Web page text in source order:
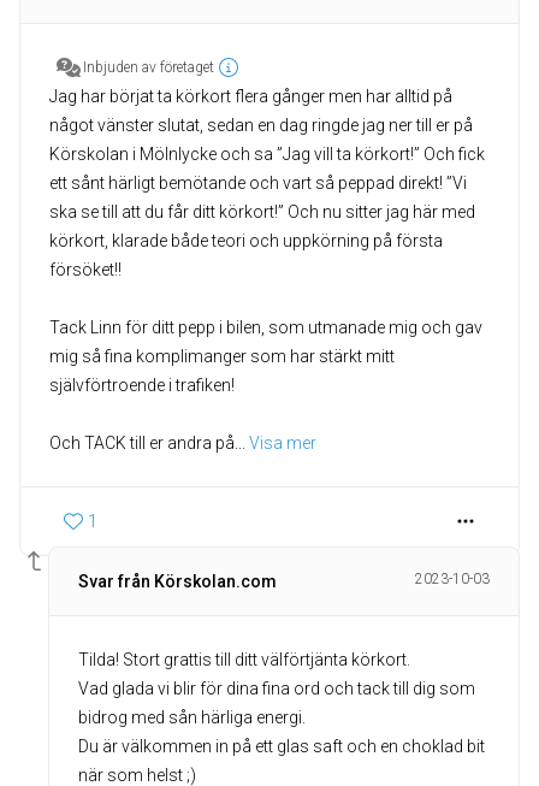
Inbjuden av företaget
Jag har börjat ta körkort flera gånger men har alltid på
något vänster slutat, sedan en dag ringde jag ner till er på
Körskolan i Mölnlycke och sa ”Jag vill ta körkort!” Och fick
ett sånt härligt bemötande och vart så peppad direkt! ”Vi
ska se till att du får ditt körkort!” Och nu sitter jag här med
körkort, klarade både teori och uppkörning på första
försöket!!
Tack Linn för ditt pepp i bilen, som utmanade mig och gav
mig så fina komplimanger som har stärkt mitt
självförtroende i trafiken!
Och TACK till er andra på Visa mer
1
Svar från Körskolan.com 2023-10-03
Tilda! Stort grattis till ditt välförtjänta körkort.
Vad glada vi blir för dina fina ord och tack till dig som
bidrog med sån härliga energi.
Du är välkommen in på ett glas saft och en choklad bit
när som helst ;)